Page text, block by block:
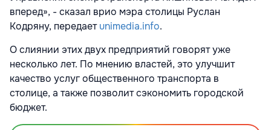
вперед», - сказал врио мэра столицы Руслан
Кодряну, передаетunimedia.info.
О слиянии этих двух предприятий говорят уже
несколько лет. По мнению властей, это улучшит
качество услуг общественного транспорта в
столице, а также позволит сэкономить городской
бюджет.